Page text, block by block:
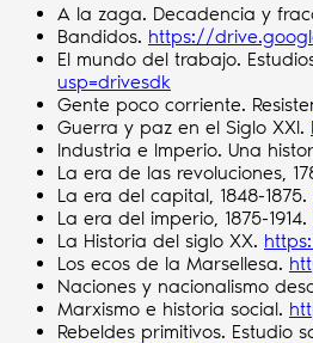
A la zaga. Decadencia y
Bandidos. https://
El mundo del trabajo.
usp=drivesdk
Gente poco corriente.
Guerra y paz en el Siglo XXI.
Industria e Imperio. Una
La era de las revoluciones,
La era del capital, 1848-1875.
La era del imperio, 1875-1914.
La Historia del siglo XX.
Los ecos de la Marsellesa.
Naciones y nacionalismo
Marxismo e historia social.
Rebeldes primitivos. Estudio